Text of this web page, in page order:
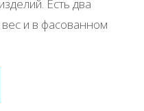
Есть два
и в фасованном